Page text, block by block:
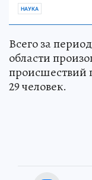
НАУКА
Всего за
области
происшествий
29 человек.